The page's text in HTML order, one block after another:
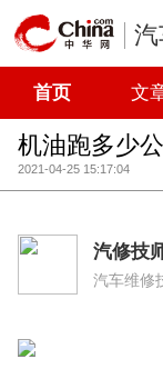
汽
首页 文
机油跑多少
2021-04-25 15:17:04
汽修技
汽车维修